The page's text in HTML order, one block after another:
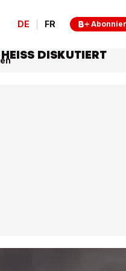
DE FR
HEISS DISKUTIERT